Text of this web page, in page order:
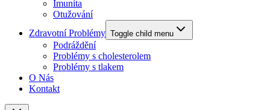
Imunita
Otužování
Zdravotní Problémy Toggle child menu
Podráždění
Problémy s cholesterolem
Problémy s tlakem
O Nás
Kontakt